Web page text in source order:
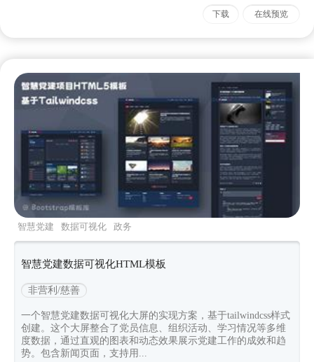
下载 在线预览
智慧党建 数据可视化 政务
智慧党建数据可视化HTML模板
非营利/慈善
一个智慧党建数据可视化大屏的实现方案，基于tailwindcss样式
创建。这个大屏整合了党员信息、组织活动、学习情况等多维
度数据，通过直观的图表和动态效果展示党建工作的成效和趋
势。包含新闻页面，支持用...